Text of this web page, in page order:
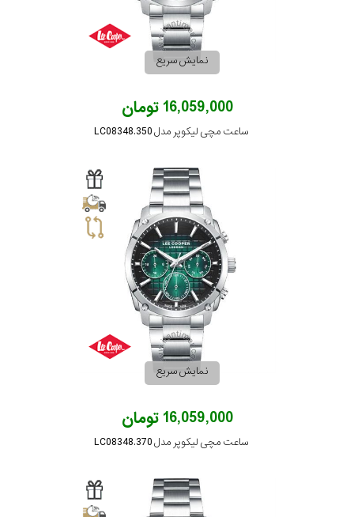
نمایش سریع
16,059,000 تومان
ساعت مچی لیکوپر مدل LC08348.350
نمایش سریع
16,059,000 تومان
ساعت مچی لیکوپر مدل LC08348.370